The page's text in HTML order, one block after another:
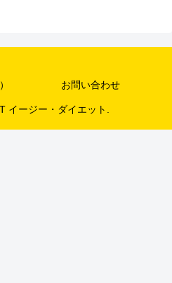
お問い合わせ
イージー・ダイエット.